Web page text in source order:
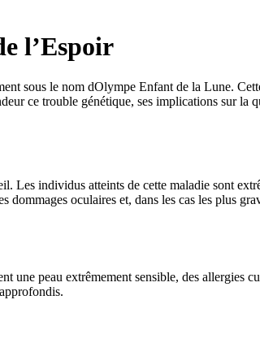
l’Espoir
sous le nom dOlympe Enfant de la Lune.
ce trouble génétique, ses implications sur la
Les individus atteints de cette maladie sont
oculaires et, dans les cas les plus
peau extrêmement sensible, des allergies